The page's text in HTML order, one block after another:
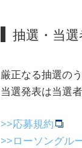
抽選・当
厳正なる抽選の
当選発表は当選
>>応募規約
>>ローソングル